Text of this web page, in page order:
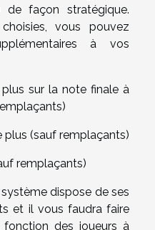
façon stratégique.
vous pouvez
à vos
sur la note finale à
plus (sauf remplaçants)
remplaçants)
dispose de ses
et il vous faudra faire
des joueurs à